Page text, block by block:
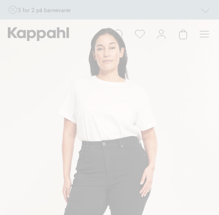
3 for 2 på barnevarer
17/8 i butikk & online for deg som er eller blir medlem. Kan ikke kombineres med
andre tilbud eller rabatter.
Handle nå